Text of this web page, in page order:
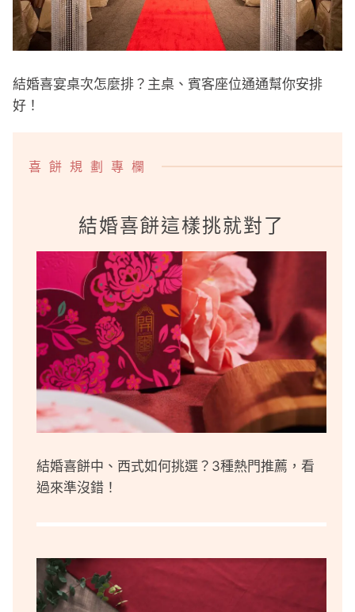
結婚喜宴桌次怎麼排？主桌、賓客座位通通幫你安排
好！
喜餅規劃專欄
結婚喜餅這樣挑就對了
結婚喜餅中、西式如何挑選？3種熱門推薦，看
過來準沒錯！